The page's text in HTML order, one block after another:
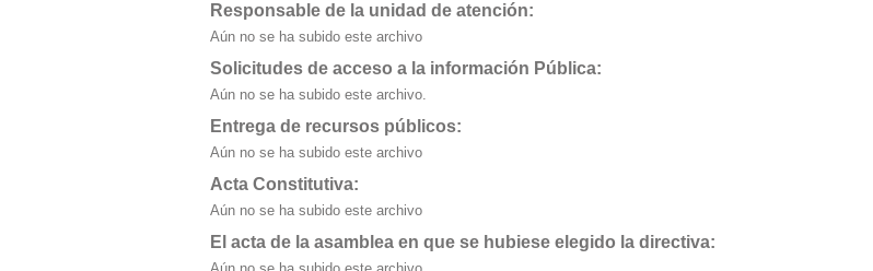
Responsable de la unidad de atención:
Aún no se ha subido este archivo
Solicitudes de acceso a la información Pública:
Aún no se ha subido este archivo.
Entrega de recursos públicos:
Aún no se ha subido este archivo
Acta Constitutiva:
Aún no se ha subido este archivo
El acta de la asamblea en que se hubiese elegido la directiva: